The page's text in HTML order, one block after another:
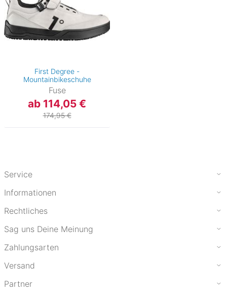
First Degree -
Mountainbikeschuhe
Fuse
ab 114,05 €
174,95 €
Service
Informationen
Rechtliches
Sag uns Deine Meinung
Zahlungsarten
Versand
Partner